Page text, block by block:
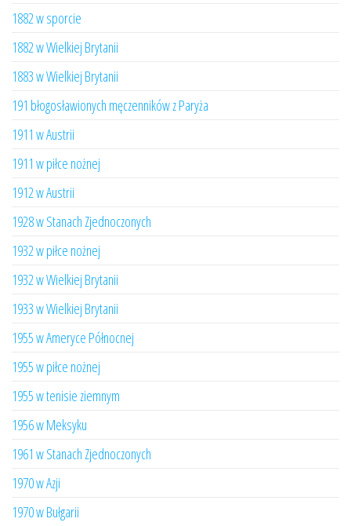
1882 w sporcie
1882 w Wielkiej Brytanii
1883 w Wielkiej Brytanii
191 błogosławionych męczenników z Paryża
1911 w Austrii
1911 w piłce nożnej
1912 w Austrii
1928 w Stanach Zjednoczonych
1932 w piłce nożnej
1932 w Wielkiej Brytanii
1933 w Wielkiej Brytanii
1955 w Ameryce Północnej
1955 w piłce nożnej
1955 w tenisie ziemnym
1956 w Meksyku
1961 w Stanach Zjednoczonych
1970 w Azji
1970 w Bułgarii